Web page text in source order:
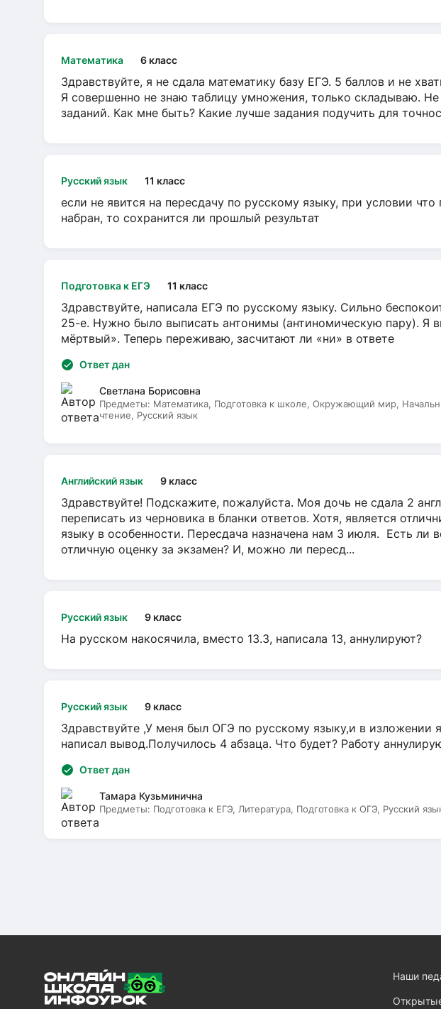
Математика 6 класс
Здравствуйте, я не сдала математику базу ЕГЭ. 5 баллов и не
Я совершенно не знаю таблицу умножения, только складываю. Не
заданий. Как мне быть? Какие лучше задания подучить для
Русский язык 11 класс
если не явится на пересдачу по русскому языку, при условии
набран, то сохранится ли прошлый результат
Подготовка к ЕГЭ 11 класс
Здравствуйте, написала ЕГЭ по русскому языку. Сильно
25-е. Нужно было выписать антонимы (антиномическую пару). Я
мёртвый». Теперь переживаю, засчитают ли «ни» в ответе
Ответ дан
Светлана Борисовна
Предметы: Математика, Подготовка к школе, Окружающий мир,
чтение, Русский язык
Английский язык 9 класс
Здравствуйте! Подскажите, пожалуйста. Моя дочь не сдала 2
переписать из черновика в бланки ответов. Хотя, является
языку в особенности. Пересдача назначена нам 3 июля. Есть ли
отличную оценку за экзамен? И, можно ли пересд...
Русский язык 9 класс
На русском накосячила, вместо 13.3, написала 13, аннулируют?
Русский язык 9 класс
Здравствуйте ,У меня был ОГЭ по русскому языку,и в изложении
написал вывод.Получилось 4 абзаца. Что будет? Работу
Ответ дан
Тамара Кузьминична
Предметы: Подготовка к ЕГЭ, Литература, Подготовка к ОГЭ, Русский
Наши